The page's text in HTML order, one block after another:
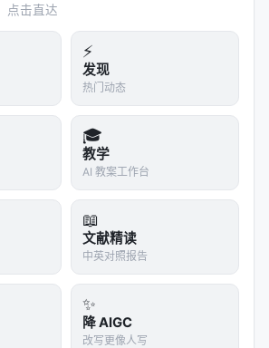
用
报告
🔎 - Advanced AI Search
Documents launch doc. arXiv /
与大规模搜索/推
从系统视角看，它回应的是「如何
点击直达
⚡
发现
热门动态
🎓
教学
AI 教案工作台
📖
文献精读
中英对照报告
✨
降 AIGC
改写更像人写